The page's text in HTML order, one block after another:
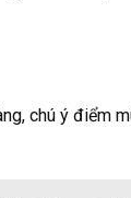
chú ý điểm